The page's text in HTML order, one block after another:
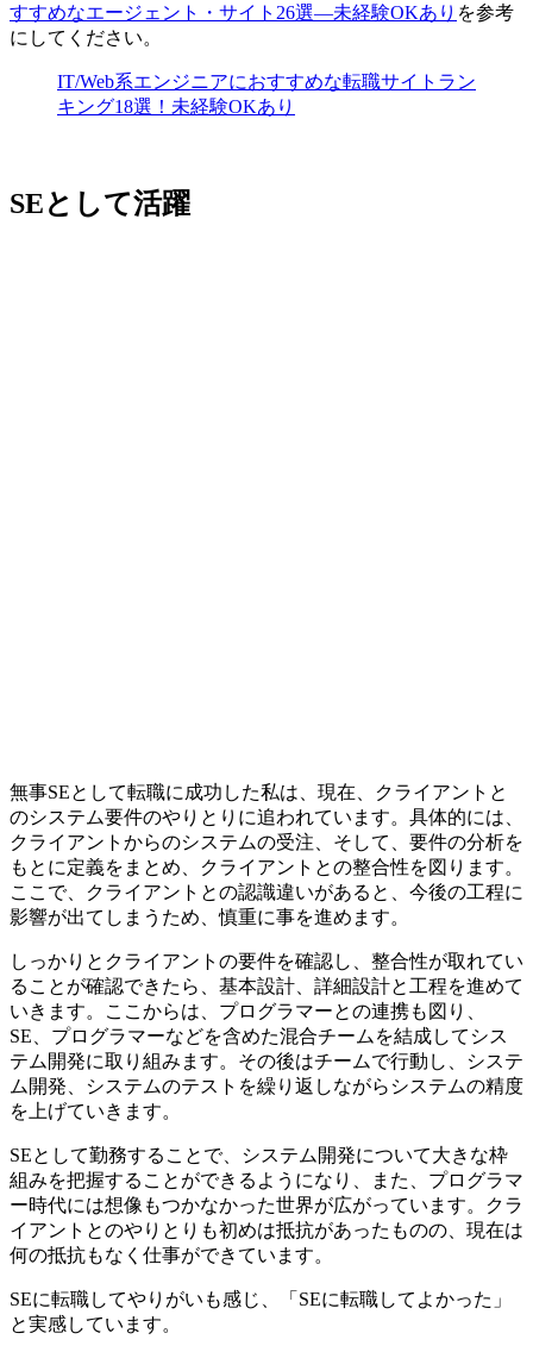
すすめなエージェント・サイト26選―未経験OKあり を参考
にしてください。
IT/Web系エンジニアにおすすめな転職サイトラン
キング18選！未経験OKあり
SEとして活躍
無事SEとして転職に成功した私は、現在、
クライアントと
のシステム要件のやりとり に追われています。具体的には、
クライアントからのシステムの受注、そして、要件の分析を
もとに定義をまとめ、クライアントとの整合性を図ります。
ここで、クライアントとの認識違いがあると、今後の工程に
影響が出てしまうため、慎重に事を進めます。
しっかりとクライアントの要件を確認し、整合性が取れてい
ることが確認できたら、基本設計、詳細設計と工程を進めて
いきます。ここからは、プログラマーとの連携も図り、
SE、プログラマーなどを含めた混合チームを結成してシス
テム開発に取り組みます。その後はチームで行動し、システ
ム開発、システムのテストを繰り返しながらシステムの精度
を上げていきます。
SEとして勤務することで、システム開発について大きな枠
組みを把握することができるようになり、また、プログラマ
ー時代には想像もつかなかった世界が広がっています。クラ
イアントとのやりとりも初めは抵抗があったものの、現在は
何の抵抗もなく仕事ができています。
SEに転職してやりがいも感じ、「SEに転職してよかった」
と実感しています。